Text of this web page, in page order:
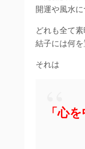
開運や風水
どれも全て
結子には何を
それは
「心